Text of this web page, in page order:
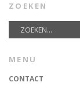
CONNECT
ZOEKEN
MENU
CONTACT